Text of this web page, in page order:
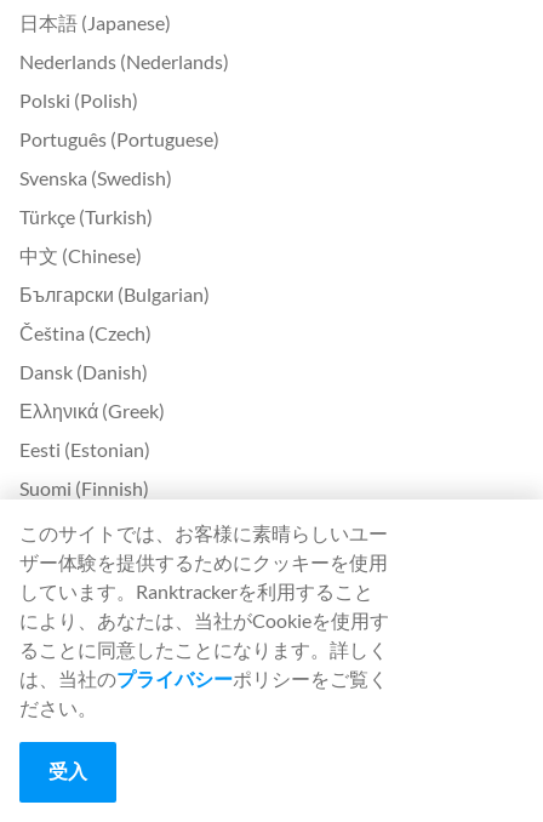
日本語 (Japanese)
Nederlands (Nederlands)
Polski (Polish)
Português (Portuguese)
Svenska (Swedish)
Türkçe (Turkish)
中文 (Chinese)
Български (Bulgarian)
Čeština (Czech)
Dansk (Danish)
Ελληνικά (Greek)
Eesti (Estonian)
Suomi (Finnish)
Magyar (Hungarian)
Indonesia (Indonesian)
Lietuvių (Lithuanian)
Latviešu (Latvian)
Română (Romanian)
Slovenčina (Slovak)
Slovenščina (Slovenian)
Українська (Ukrainian)
このサイトでは、お客様に素晴らしいユー
ザー体験を提供するためにクッキーを使用
しています。Ranktrackerを利用すること
により、あなたは、当社がCookieを使用す
ることに同意したことになります。詳しく
は、当社のプライバシーポリシーをご覧く
ださい。
受入